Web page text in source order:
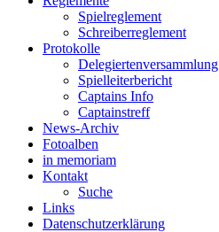
Spielreglement
Schreiberreglement
Protokolle
Delegiertenversammlung
Spielleiterbericht
Captains Info
Captainstreff
News-Archiv
Fotoalben
in memoriam
Kontakt
Suche
Links
Datenschutzerklärung